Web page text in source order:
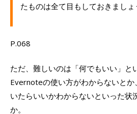
たものは全て目もしておきましょ
P.068
ただ、難しいのは「何でもいい」と
Evernoteの使い方がわからないと
いたらいいかわからないといった状
か。